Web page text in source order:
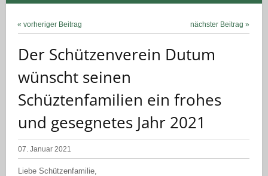
« vorheriger Beitrag nächster Beitrag »
Der Schützenverein Dutum
wünscht seinen
Schüztenfamilien ein frohes
und gesegnetes Jahr 2021
07. Januar 2021
Liebe Schützenfamilie,